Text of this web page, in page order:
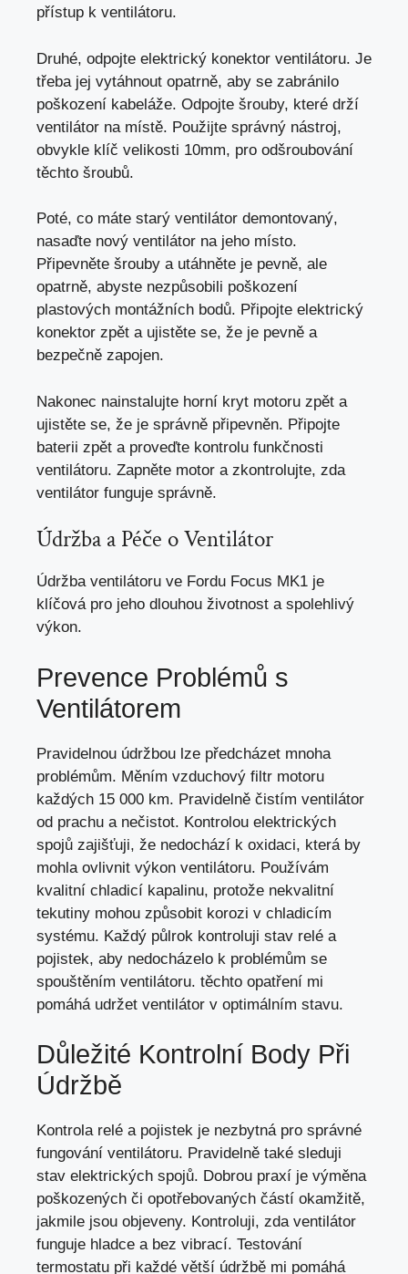
přístup k ventilátoru.
Druhé, odpojte elektrický konektor ventilátoru. Je
třeba jej vytáhnout opatrně, aby se zabránilo
poškození kabeláže. Odpojte šrouby, které drží
ventilátor na místě. Použijte správný nástroj,
obvykle klíč velikosti 10mm, pro odšroubování
těchto šroubů.
Poté, co máte starý ventilátor demontovaný,
nasaďte nový ventilátor na jeho místo.
Připevněte šrouby a utáhněte je pevně, ale
opatrně, abyste nezpůsobili poškození
plastových montážních bodů. Připojte elektrický
konektor zpět a ujistěte se, že je pevně a
bezpečně zapojen.
Nakonec nainstalujte horní kryt motoru zpět a
ujistěte se, že je správně připevněn. Připojte
baterii zpět a proveďte kontrolu funkčnosti
ventilátoru. Zapněte motor a zkontrolujte, zda
ventilátor funguje správně.
Údržba a Péče o Ventilátor
Údržba ventilátoru ve Fordu Focus MK1 je
klíčová pro jeho dlouhou životnost a spolehlivý
výkon.
Prevence Problémů s
Ventilátorem
Pravidelnou údržbou lze předcházet mnoha
problémům. Měním vzduchový filtr motoru
každých 15 000 km. Pravidelně čistím ventilátor
od prachu a nečistot. Kontrolou elektrických
spojů zajišťuji, že nedochází k oxidaci, která by
mohla ovlivnit výkon ventilátoru. Používám
kvalitní chladicí kapalinu, protože nekvalitní
tekutiny mohou způsobit korozi v chladicím
systému. Každý půlrok kontroluji stav relé a
pojistek, aby nedocházelo k problémům se
spouštěním ventilátoru. těchto opatření mi
pomáhá udržet ventilátor v optimálním stavu.
Důležité Kontrolní Body Při
Údržbě
Kontrola relé a pojistek je nezbytná pro správné
fungování ventilátoru. Pravidelně také sleduji
stav elektrických spojů. Dobrou praxí je výměna
poškozených či opotřebovaných částí okamžitě,
jakmile jsou objeveny. Kontroluji, zda ventilátor
funguje hladce a bez vibrací. Testování
termostatu při každé větší údržbě mi pomáhá